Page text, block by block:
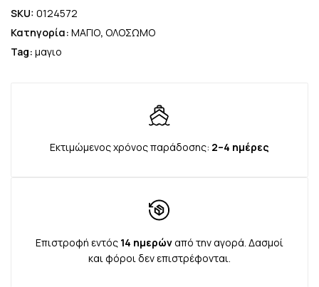
SKU: 0124572
Κατηγορία: ΜΑΓΙΟ, ΟΛΟΣΩΜΟ
Tag: μαγιο
Εκτιμώμενος χρόνος παράδοσης: 2–4 ημέρες
Επιστροφή εντός 14 ημερώναπό την αγορά. Δασμοί
και φόροι δεν επιστρέφονται.